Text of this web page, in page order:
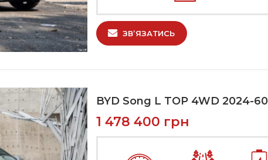
ЗВ’ЯЗАТИСЬ
BYD Song L TOP 4WD 2024-
1 478 400 грн